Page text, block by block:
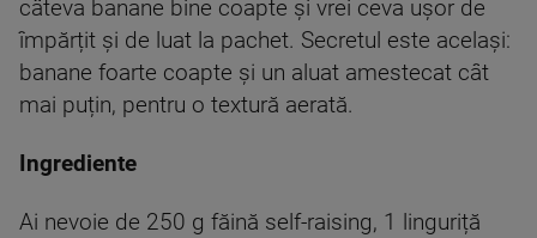
câteva banane bine coapte și vrei ceva ușor de
împărțit și de luat la pachet. Secretul este același:
banane foarte coapte și un aluat amestecat cât
mai puțin, pentru o textură aerată.
Ingrediente
Ai nevoie de 250 g făină self-raising, 1 linguriță